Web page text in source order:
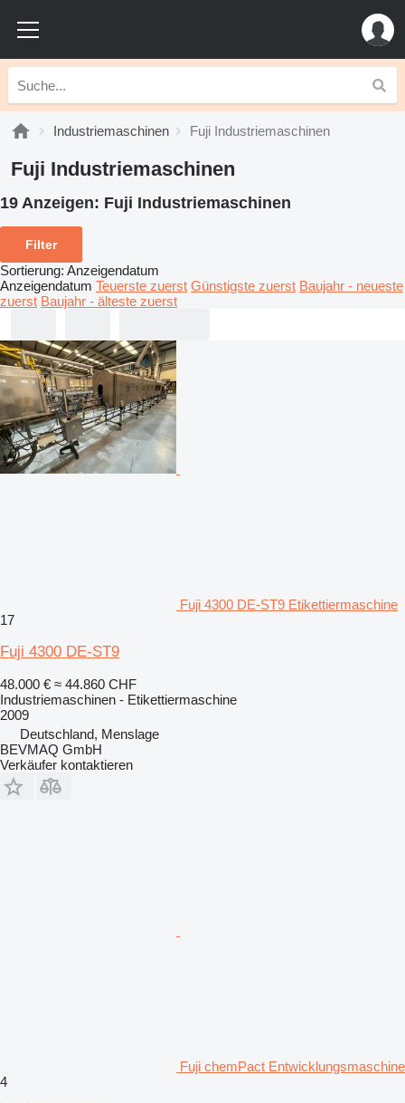
Industriemaschinen Fuji Industriemaschinen
Fuji Industriemaschinen
19 Anzeigen: Fuji Industriemaschinen
Filter
Sortierung: Anzeigendatum
Anzeigendatum Teuerste zuerst Günstigste zuerst Baujahr - neueste
zuerst Baujahr - älteste zuerst
Fuji 4300 DE-ST9 Etikettiermaschine
17
Fuji 4300 DE-ST9
48.000 € ≈ 44.860 CHF
Industriemaschinen - Etikettiermaschine
2009
Deutschland, Menslage
BEVMAQ GmbH
Verkäufer kontaktieren
Fuji chemPact Entwicklungsmaschine
4